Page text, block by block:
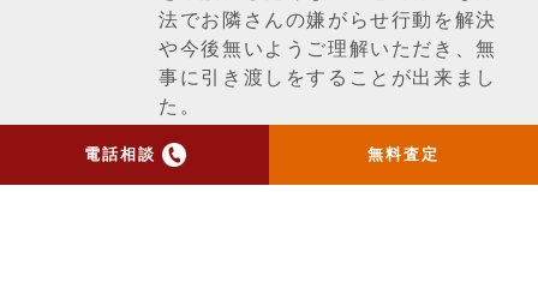
電話相談 無料査定
法でお隣さんの嫌がらせ行動を解決
や今後無いようご理解いただき、無
事に引き渡しをすることが出来まし
た。